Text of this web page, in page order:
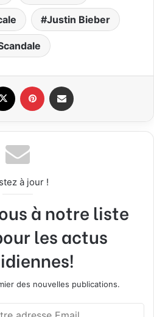
Justin Bieber
à jour !
à notre liste
les actus
des nouvelles publications.